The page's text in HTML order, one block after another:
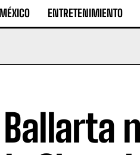
MÉXICO ENTRETENIMIENTO